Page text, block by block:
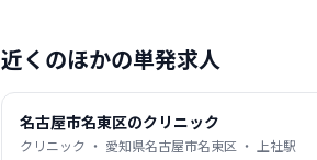
近くのほかの単発求人
名古屋市名東区のクリニック
クリニック ・ 愛知県名古屋市名東区 ・ 上社駅